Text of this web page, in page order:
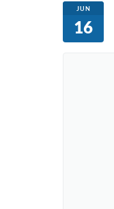
JUN
16